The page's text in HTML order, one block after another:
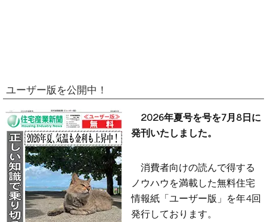
ユーザー版を公開中！
2026年夏号を号を7月8日に
発刊いたしました。
消費者向けの読んで得する
ノウハウを満載した無料住宅
情報紙「ユーザー版」を年4回
発行しております。